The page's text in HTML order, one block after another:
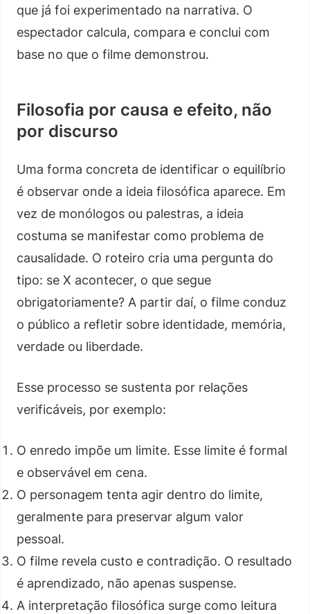
que já foi experimentado na narrativa. O
espectador calcula, compara e conclui com
base no que o filme demonstrou.
Filosofia por causa e efeito, não
por discurso
Uma forma concreta de identificar o equilíbrio
é observar onde a ideia filosófica aparece. Em
vez de monólogos ou palestras, a ideia
costuma se manifestar como problema de
causalidade. O roteiro cria uma pergunta do
tipo: se X acontecer, o que segue
obrigatoriamente? A partir daí, o filme conduz
o público a refletir sobre identidade, memória,
verdade ou liberdade.
Esse processo se sustenta por relações
verificáveis, por exemplo:
O enredo impõe um limite. Esse limite é formal
e observável em cena.
O personagem tenta agir dentro do limite,
geralmente para preservar algum valor
pessoal.
O filme revela custo e contradição. O resultado
é aprendizado, não apenas suspense.
A interpretação filosófica surge como leitura